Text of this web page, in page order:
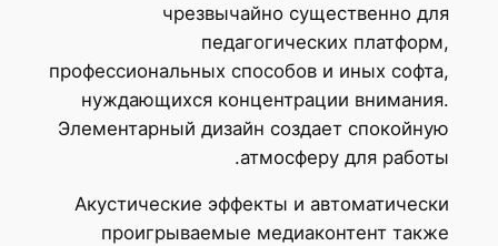
чрезвычайно существенно для
педагогических платформ,
профессиональных способов и иных софта,
нуждающихся концентрации внимания.
Элементарный дизайн создает спокойную
атмосферу для работы.
Акустические эффекты и автоматически
проигрываемые медиаконтент также